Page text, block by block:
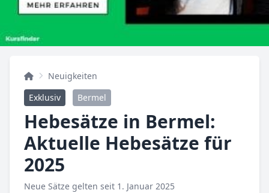
Neuigkeiten
Exklusiv
Bermel
Hebesätze in Bermel:
Aktuelle Hebesätze für
2025
Neue Sätze gelten seit 1. Januar 2025